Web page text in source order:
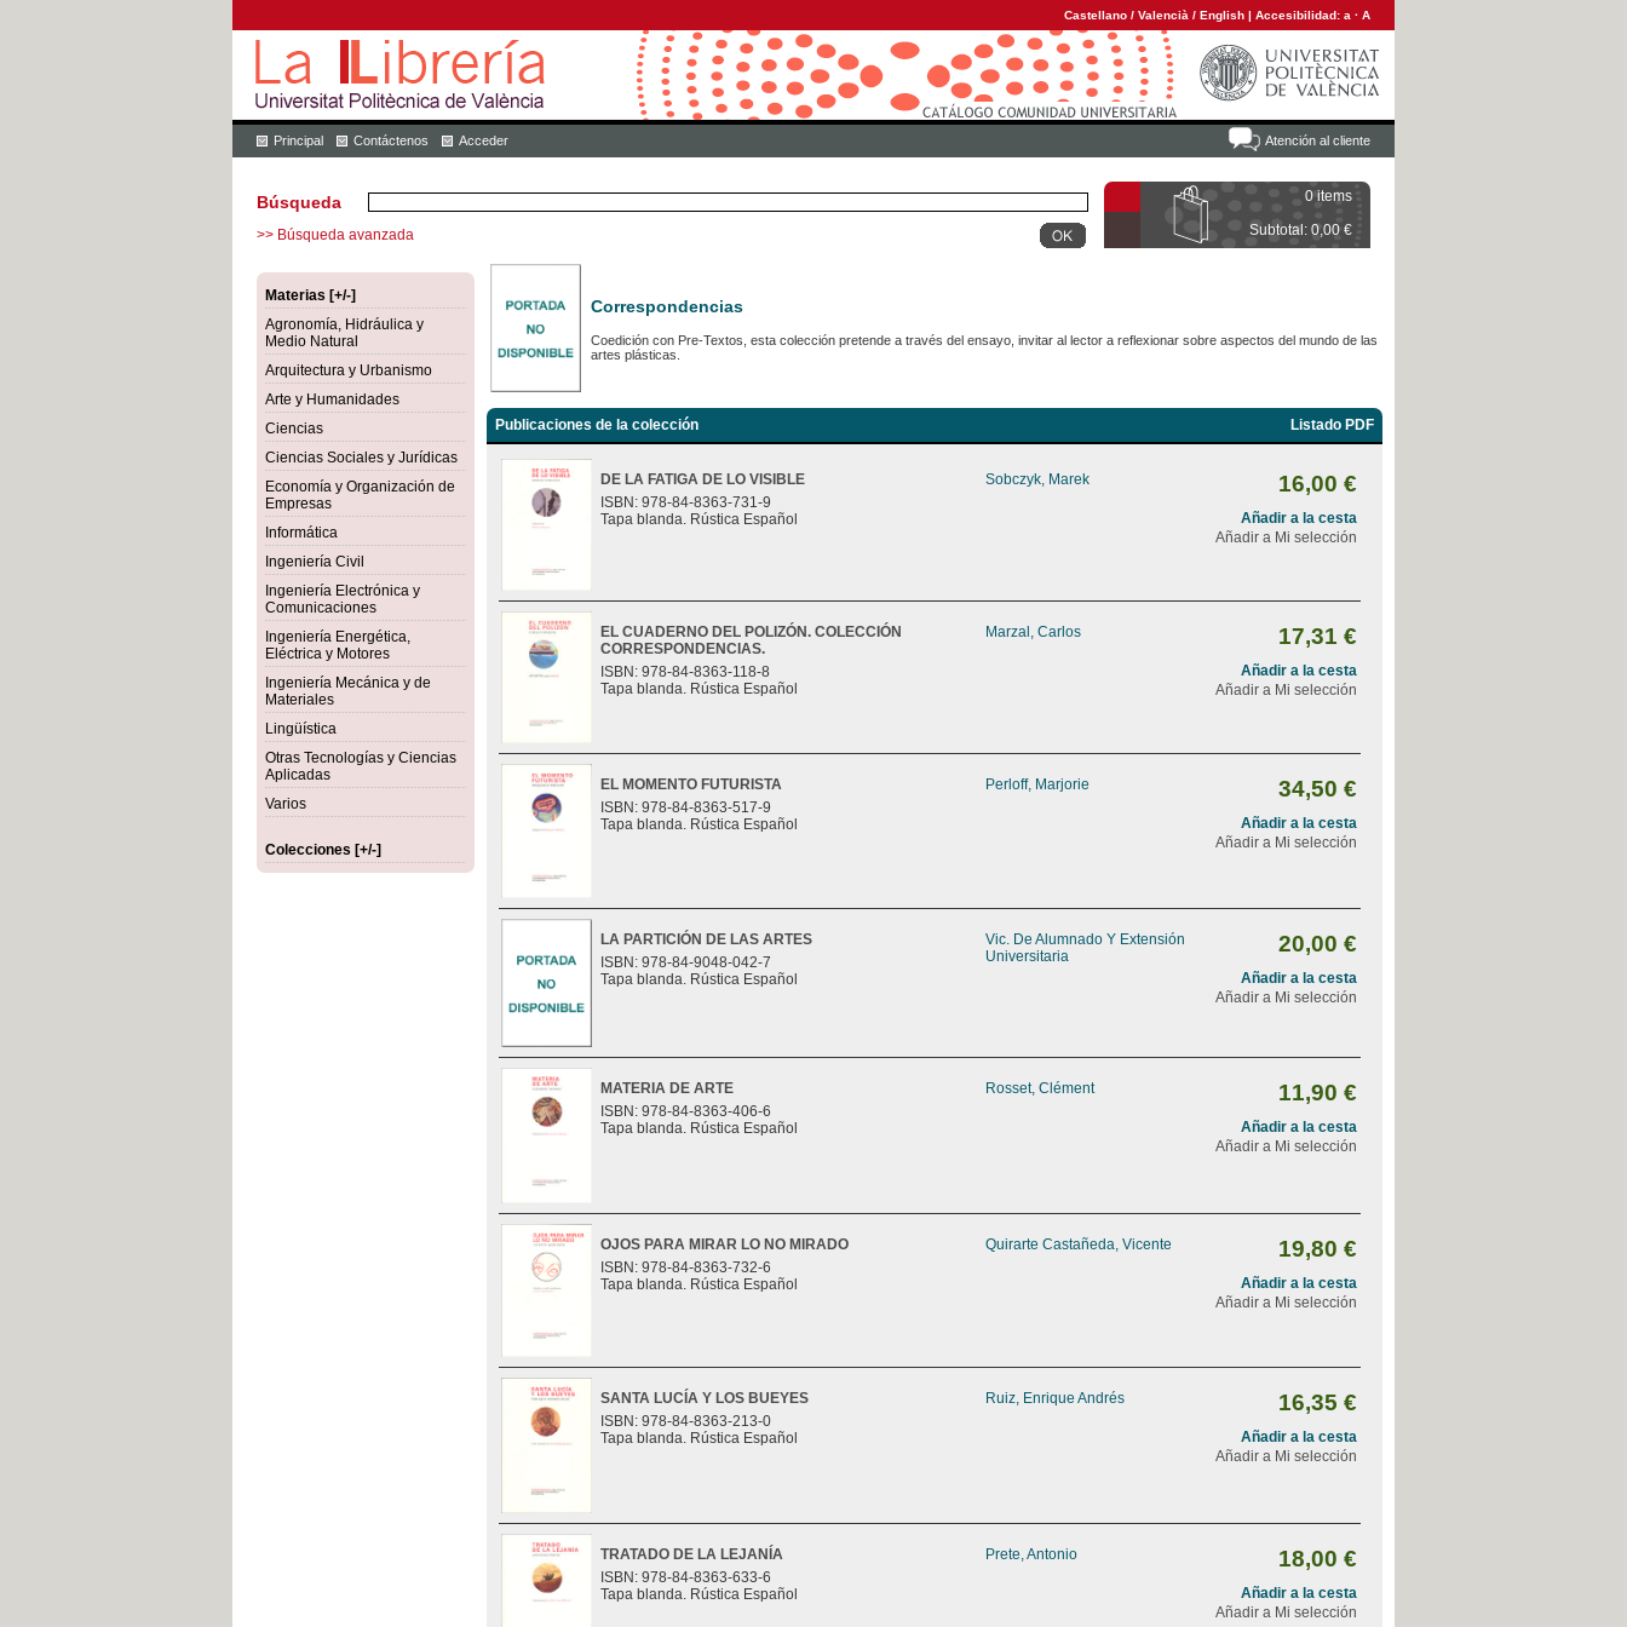
Castellano / Valencià / English | Accesibilidad: a · A
Atención al cliente
Principal Contáctenos Acceder
0 items
Subtotal: 0,00 €
Búsqueda
>> Búsqueda avanzada
Materias [+/-]
Agronomía, Hidráulica y
Medio Natural
Arquitectura y Urbanismo
Arte y Humanidades
Ciencias
Ciencias Sociales y Jurídicas
Economía y Organización de
Empresas
Informática
Ingeniería Civil
Ingeniería Electrónica y
Comunicaciones
Ingeniería Energética,
Eléctrica y Motores
Ingeniería Mecánica y de
Materiales
Lingüística
Otras Tecnologías y Ciencias
Aplicadas
Varios
Colecciones [+/-]
Correspondencias
Coedición con Pre-Textos, esta colección pretende a través del ensayo, invitar al lector a reflexionar sobre aspectos del mundo de las
artes plásticas.
Publicaciones de la colección Listado PDF
DE LA FATIGA DE LO VISIBLE
ISBN: 978-84-8363-731-9
Tapa blanda. Rústica Español
Sobczyk, Marek 16,00 €
Añadir a la cesta
Añadir a Mi selección
EL CUADERNO DEL POLIZÓN. COLECCIÓN
CORRESPONDENCIAS.
ISBN: 978-84-8363-118-8
Tapa blanda. Rústica Español
Marzal, Carlos 17,31 €
Añadir a la cesta
Añadir a Mi selección
EL MOMENTO FUTURISTA
ISBN: 978-84-8363-517-9
Tapa blanda. Rústica Español
Perloff, Marjorie 34,50 €
Añadir a la cesta
Añadir a Mi selección
LA PARTICIÓN DE LAS ARTES
ISBN: 978-84-9048-042-7
Tapa blanda. Rústica Español
Vic. De Alumnado Y Extensión
Universitaria
20,00 €
Añadir a la cesta
Añadir a Mi selección
MATERIA DE ARTE
ISBN: 978-84-8363-406-6
Tapa blanda. Rústica Español
Rosset, Clément 11,90 €
Añadir a la cesta
Añadir a Mi selección
OJOS PARA MIRAR LO NO MIRADO
ISBN: 978-84-8363-732-6
Tapa blanda. Rústica Español
Quirarte Castañeda, Vicente 19,80 €
Añadir a la cesta
Añadir a Mi selección
SANTA LUCÍA Y LOS BUEYES
ISBN: 978-84-8363-213-0
Tapa blanda. Rústica Español
Ruiz, Enrique Andrés 16,35 €
Añadir a la cesta
Añadir a Mi selección
TRATADO DE LA LEJANÍA
ISBN: 978-84-8363-633-6
Tapa blanda. Rústica Español
Prete, Antonio 18,00 €
Añadir a la cesta
Añadir a Mi selección